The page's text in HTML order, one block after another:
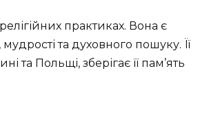
практиках. Вона є
та духовного пошуку. Її
Польщі, зберігає її пам’ять